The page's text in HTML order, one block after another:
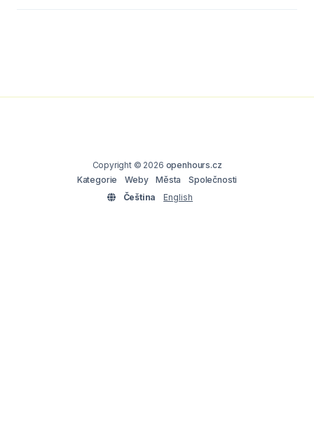
Copyright © 2026 openhours.cz
Kategorie
Weby Města
Společnosti
Čeština
English